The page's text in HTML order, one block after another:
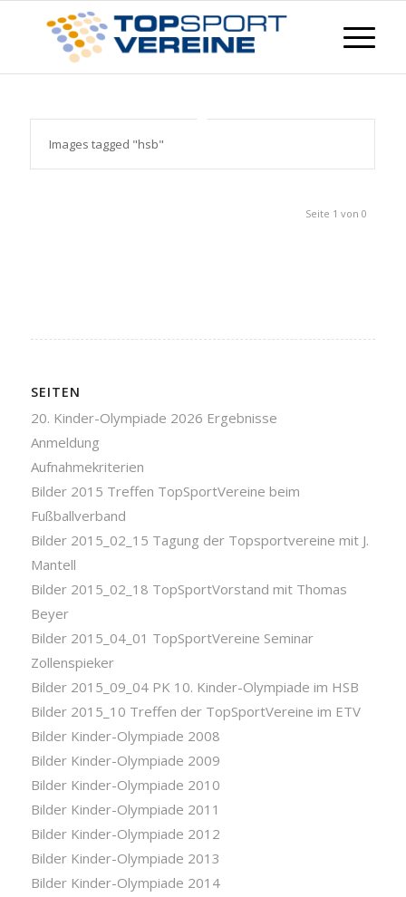
Images tagged "hsb"
Seite 1 von 0
SEITEN
20. Kinder-Olympiade 2026 Ergebnisse
Anmeldung
Aufnahmekriterien
Bilder 2015 Treffen TopSportVereine beim
Fußballverband
Bilder 2015_02_15 Tagung der Topsportvereine mit J.
Mantell
Bilder 2015_02_18 TopSportVorstand mit Thomas
Beyer
Bilder 2015_04_01 TopSportVereine Seminar
Zollenspieker
Bilder 2015_09_04 PK 10. Kinder-Olympiade im HSB
Bilder 2015_10 Treffen der TopSportVereine im ETV
Bilder Kinder-Olympiade 2008
Bilder Kinder-Olympiade 2009
Bilder Kinder-Olympiade 2010
Bilder Kinder-Olympiade 2011
Bilder Kinder-Olympiade 2012
Bilder Kinder-Olympiade 2013
Bilder Kinder-Olympiade 2014